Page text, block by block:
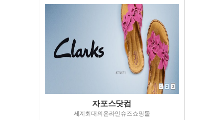
자포스닷컴
세계최대의온라인슈즈쇼핑몰